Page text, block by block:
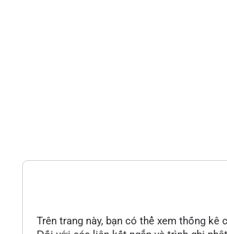
Trên trang này, bạn có thể xem thống